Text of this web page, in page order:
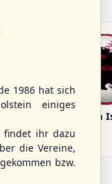
Fehmarn
1986 hat sich
einiges
findet ihr dazu
die Vereine,
bzw.